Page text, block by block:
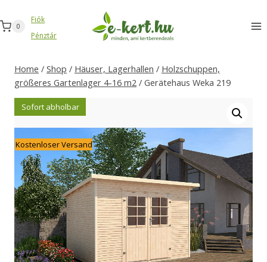
Inhalt
springen
0
Fiók
Pénztár
Home / Shop / Häuser, Lagerhallen / Holzschuppen,
größeres Gartenlager 4-16 m2 / Gerätehaus Weka 219
Sofort abholbar
Kostenloser Versand